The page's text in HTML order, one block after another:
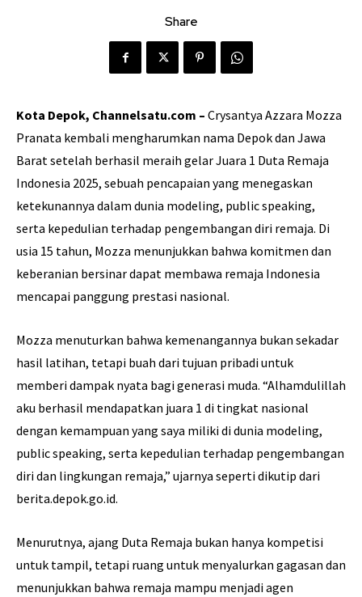
Share
Kota Depok, Channelsatu.com – Crysantya Azzara Mozza
Pranata kembali mengharumkan nama Depok dan Jawa
Barat setelah berhasil meraih gelar Juara 1 Duta Remaja
Indonesia 2025, sebuah pencapaian yang menegaskan
ketekunannya dalam dunia modeling, public speaking,
serta kepedulian terhadap pengembangan diri remaja. Di
usia 15 tahun, Mozza menunjukkan bahwa komitmen dan
keberanian bersinar dapat membawa remaja Indonesia
mencapai panggung prestasi nasional.
Mozza menuturkan bahwa kemenangannya bukan sekadar
hasil latihan, tetapi buah dari tujuan pribadi untuk
memberi dampak nyata bagi generasi muda. “Alhamdulillah
aku berhasil mendapatkan juara 1 di tingkat nasional
dengan kemampuan yang saya miliki di dunia modeling,
public speaking, serta kepedulian terhadap pengembangan
diri dan lingkungan remaja,” ujarnya seperti dikutip dari
berita.depok.go.id.
Menurutnya, ajang Duta Remaja bukan hanya kompetisi
untuk tampil, tetapi ruang untuk menyalurkan gagasan dan
menunjukkan bahwa remaja mampu menjadi agen